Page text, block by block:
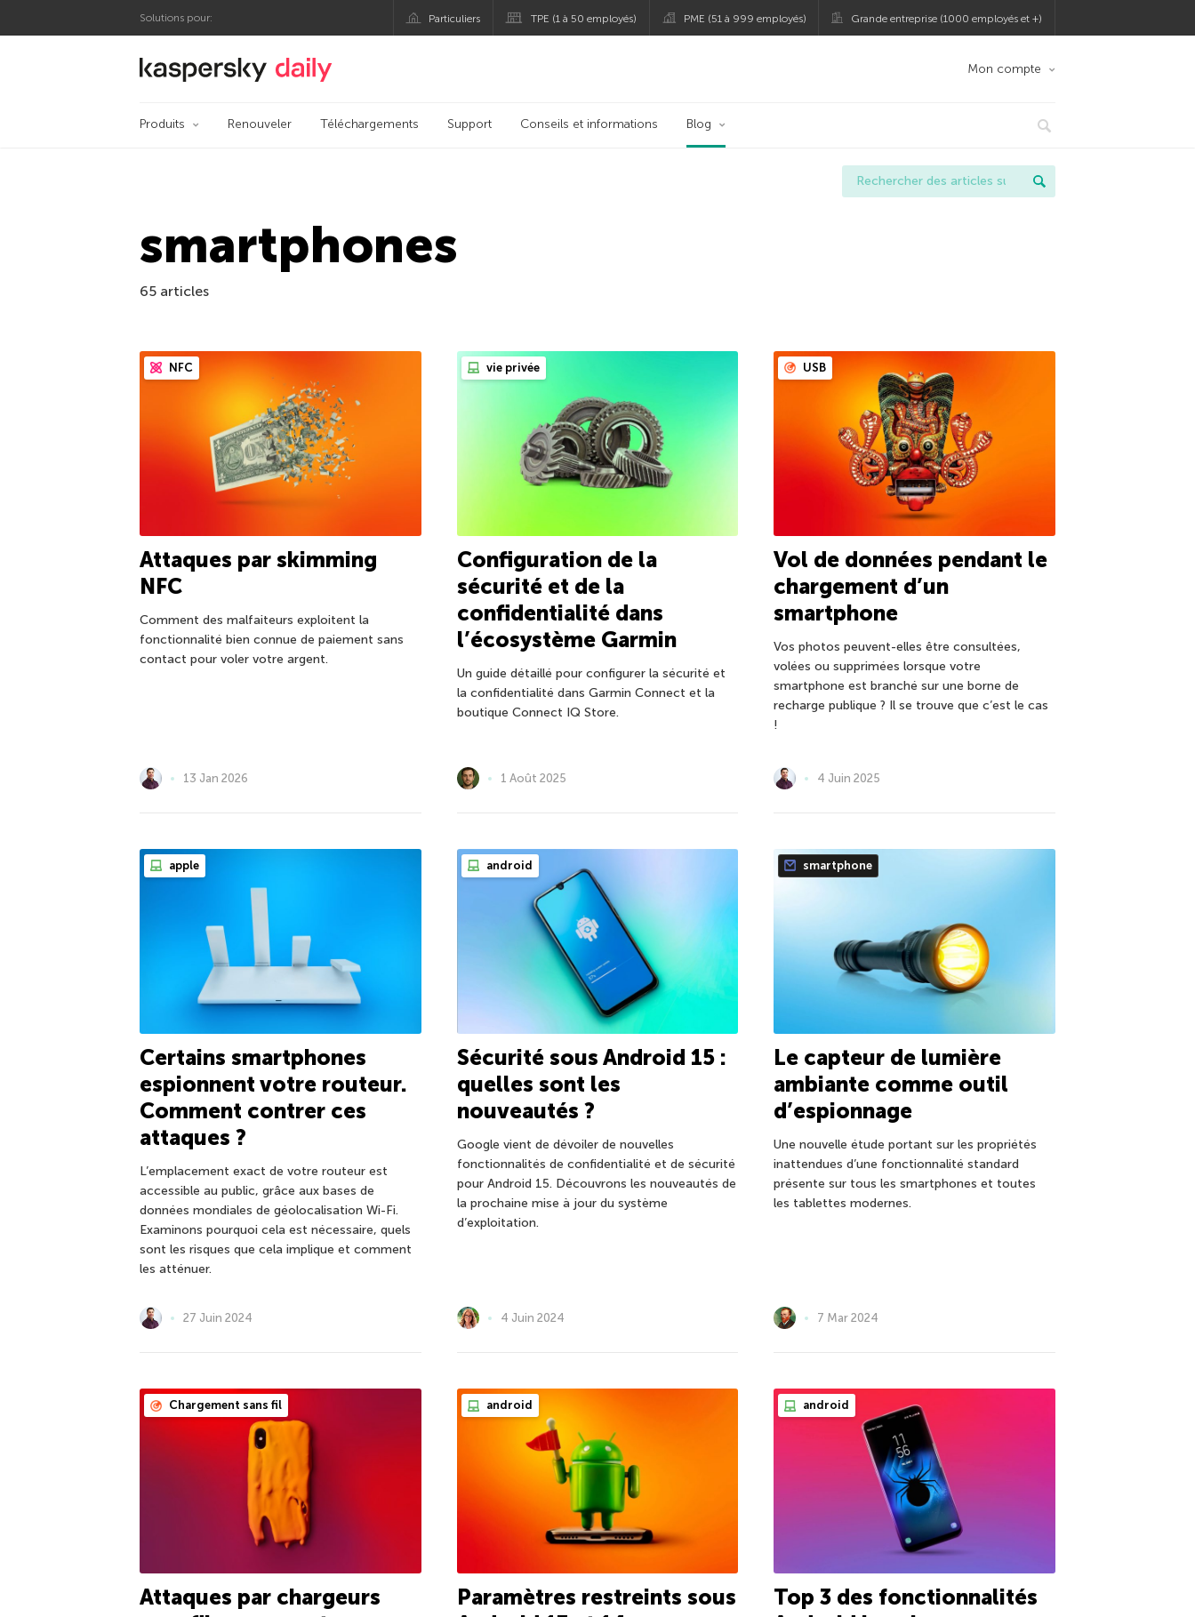
Solutions pour: Particuliers TPE (1 à 50 employés) PME (51 à 999 employés) Grande entreprise (1000 employés et +)
Blog officiel de Kaspersky Mon compte
Produits Renouveler Téléchargements Support Conseils et informations Blog
smartphones
65 articles
NFC
Attaques par skimming
NFC
Comment des malfaiteurs exploitent la
fonctionnalité bien connue de paiement sans
contact pour voler votre argent.
13 Jan 2026
vie privée
Configuration de la
sécurité et de la
confidentialité dans
l’écosystème Garmin
Un guide détaillé pour configurer la sécurité et
la confidentialité dans Garmin Connect et la
boutique Connect IQ Store.
1 Août 2025
USB
Vol de données pendant le
chargement d’un
smartphone
Vos photos peuvent-elles être consultées,
volées ou supprimées lorsque votre
smartphone est branché sur une borne de
recharge publique ? Il se trouve que c’est le cas
!
4 Juin 2025
apple
Certains smartphones
espionnent votre routeur.
Comment contrer ces
attaques ?
L’emplacement exact de votre routeur est
accessible au public, grâce aux bases de
données mondiales de géolocalisation Wi-Fi.
Examinons pourquoi cela est nécessaire, quels
sont les risques que cela implique et comment
les atténuer.
27 Juin 2024
android
Sécurité sous Android 15 :
quelles sont les
nouveautés ?
Google vient de dévoiler de nouvelles
fonctionnalités de confidentialité et de sécurité
pour Android 15. Découvrons les nouveautés de
la prochaine mise à jour du système
d’exploitation.
4 Juin 2024
smartphone
Le capteur de lumière
ambiante comme outil
d’espionnage
Une nouvelle étude portant sur les propriétés
inattendues d’une fonctionnalité standard
présente sur tous les smartphones et toutes
les tablettes modernes.
7 Mar 2024
Chargement sans fil
Attaques par chargeurs
android
Paramètres restreints sous
android
Top 3 des fonctionnalités